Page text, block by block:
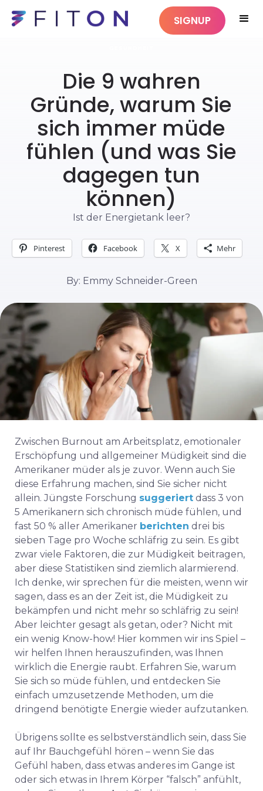
SIGNUP
Die 9 wahren
Gründe, warum Sie
sich immer müde
fühlen (und was Sie
dagegen tun
können)
Ist der Energietank leer?
Pinterest Facebook X Mehr
By: Emmy Schneider-Green
Zwischen Burnout am Arbeitsplatz, emotionaler
Erschöpfung und allgemeiner Müdigkeit sind die
Amerikaner müder als je zuvor. Wenn auch Sie
diese Erfahrung machen, sind Sie sicher nicht
allein. Jüngste Forschung suggeriert dass 3 von
5 Amerikanern sich chronisch müde fühlen, und
fast 50 % aller Amerikaner berichten drei bis
sieben Tage pro Woche schläfrig zu sein. Es gibt
zwar viele Faktoren, die zur Müdigkeit beitragen,
aber diese Statistiken sind ziemlich alarmierend.
Ich denke, wir sprechen für die meisten, wenn wir
sagen, dass es an der Zeit ist, die Müdigkeit zu
bekämpfen und nicht mehr so schläfrig zu sein!
Aber leichter gesagt als getan, oder? Nicht mit
ein wenig Know-how! Hier kommen wir ins Spiel –
wir helfen Ihnen herauszufinden, was Ihnen
wirklich die Energie raubt. Erfahren Sie, warum
Sie sich so müde fühlen, und entdecken Sie
einfach umzusetzende Methoden, um die
dringend benötigte Energie wieder aufzutanken.
Übrigens sollte es selbstverständlich sein, dass Sie
auf Ihr Bauchgefühl hören – wenn Sie das
Gefühl haben, dass etwas anderes im Gange ist
oder sich etwas in Ihrem Körper “falsch” anfühlt,